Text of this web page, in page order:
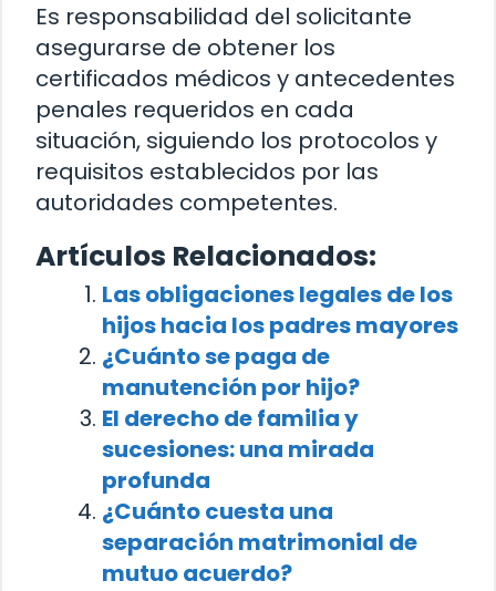
Es responsabilidad del solicitante
asegurarse de obtener los
certificados médicos y antecedentes
penales requeridos en cada
situación, siguiendo los protocolos y
requisitos establecidos por las
autoridades competentes.
Artículos Relacionados:
Las obligaciones legales de los
hijos hacia los padres mayores
¿Cuánto se paga de
manutención por hijo?
El derecho de familia y
sucesiones: una mirada
profunda
¿Cuánto cuesta una
separación matrimonial de
mutuo acuerdo?